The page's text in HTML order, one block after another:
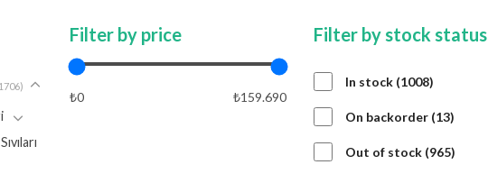
Filter by price
₺0 ₺159.690
APPLY PRICE FILTER
Filter by stock status
In stock 10081008
On backorder 1313
Out of stock 965965